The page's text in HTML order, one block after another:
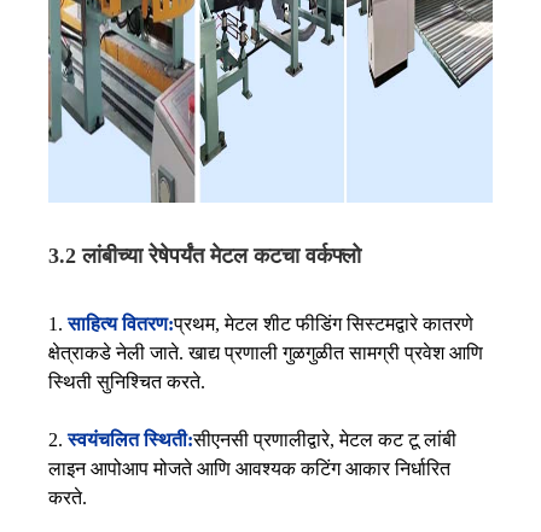
3.2 लांबीच्या रेषेपर्यंत मेटल कटचा वर्कफ्लो
1.साहित्य वितरण:प्रथम, मेटल शीट फीडिंग सिस्टमद्वारे कातरणे
क्षेत्राकडे नेली जाते. खाद्य प्रणाली गुळगुळीत सामग्री प्रवेश आणि
स्थिती सुनिश्चित करते.
2.स्वयंचलित स्थिती:सीएनसी प्रणालीद्वारे, मेटल कट टू लांबी
लाइन आपोआप मोजते आणि आवश्यक कटिंग आकार निर्धारित
करते.